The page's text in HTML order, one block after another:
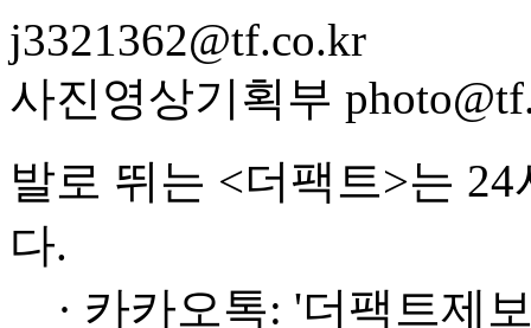
j3321362@tf.co.kr
사진영상기획부
발로 뛰는 <더팩트>는
다.
· 카카오톡: '더팩트제